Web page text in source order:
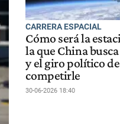
CARRERA ESPACIAL
Cómo será la
la que China
y el giro político de
competirle
30-06-2026 18:40